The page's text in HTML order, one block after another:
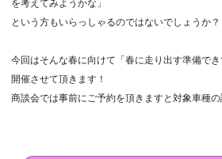
を考えてみようかな」
という方もいらっしゃるのではないでしょうか？
今回はそんな春に向けて「春に走り出す準備で
開催させて頂きます！
商談会では事前にご予約を頂きますと対象車種の